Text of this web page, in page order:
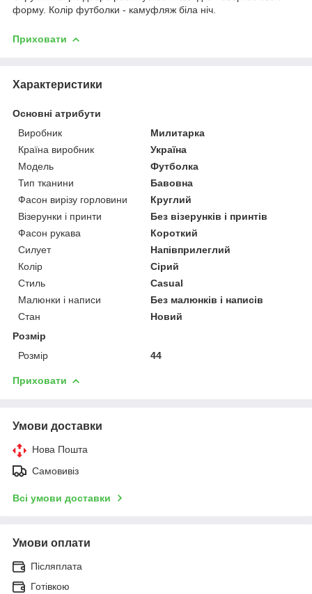
форму. Колір футболки - камуфляж біла ніч.
Приховати
Характеристики
Основні атрибути
Виробник
Милитарка
Країна виробник
Україна
Модель
Футболка
Тип тканини
Бавовна
Фасон вирізу горловини
Круглий
Візерунки і принти
Без візерунків і принтів
Фасон рукава
Короткий
Силует
Напівприлеглий
Колір
Сірий
Стиль
Casual
Малюнки і написи
Без малюнків і написів
Стан
Новий
Розмір
Розмір
44
Приховати
Умови доставки
Нова Пошта
Самовивіз
Всі умови доставки
Умови оплати
Післяплата
Готівкою